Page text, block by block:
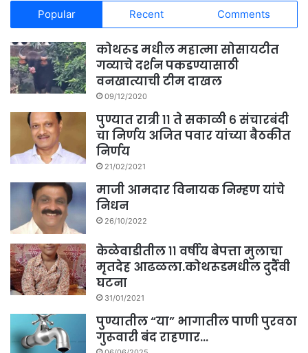
Popular Recent Comments
कोथरूड मधील महात्मा सोसायटीत
गव्याचे दर्शन पकडण्यासाठी
वनखात्याची टीम दाखल
09/12/2020
पुण्यात रात्री ११ ते सकाळी ६ संचारबंदी
चा निर्णय अजित पवार यांच्या बैठकीत
निर्णय
21/02/2021
माजी आमदार विनायक निम्हण यांचे
निधन
26/10/2022
केळेवाडीतील ११ वर्षीय बेपत्ता मुलाचा
मृतदेह आढळला.कोथरूडमधील दुर्दैवी
घटना
31/01/2021
पुण्यातील “या” भागातील पाणी पुरवठा
गुरूवारी बंद राहणार…